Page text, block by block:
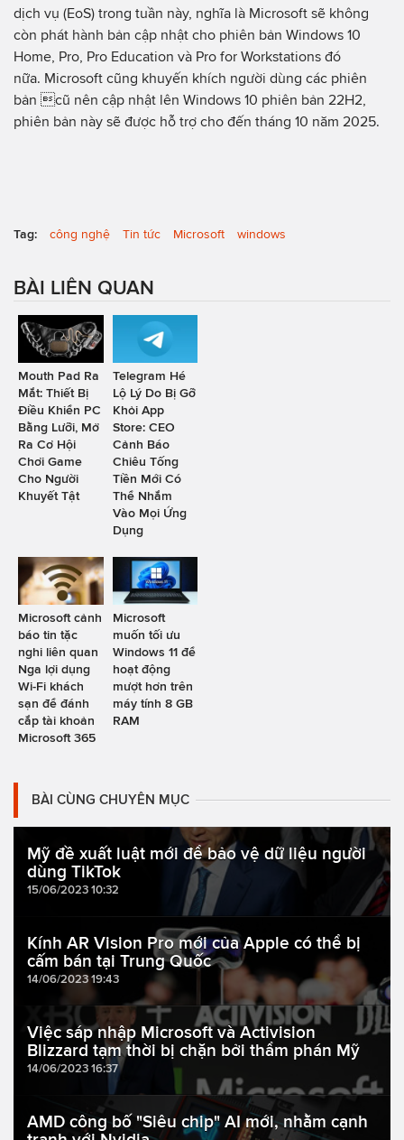
dịch vụ (EoS) trong tuần này, nghĩa là Microsoft sẽ không
còn phát hành bản cập nhật cho phiên bản Windows 10
Home, Pro, Pro Education và Pro for Workstations đó
nữa. Microsoft cũng khuyến khích người dùng các phiên
bản cũ nên cập nhật lên Windows 10 phiên bản 22H2,
phiên bản này sẽ được hỗ trợ cho đến tháng 10 năm 2025.
Tag: công nghệ Tin tức Microsoft windows
BÀI LIÊN QUAN
Mouth Pad Ra
Mắt: Thiết Bị
Điều Khiển PC
Bằng Lưỡi, Mở
Ra Cơ Hội
Chơi Game
Cho Người
Khuyết Tật
Telegram Hé
Lộ Lý Do Bị Gỡ
Khỏi App
Store: CEO
Cảnh Báo
Chiêu Tống
Tiền Mới Có
Thể Nhắm
Vào Mọi Ứng
Dụng
Microsoft cảnh
báo tin tặc
nghi liên quan
Nga lợi dụng
Wi-Fi khách
sạn để đánh
cắp tài khoản
Microsoft 365
Microsoft
muốn tối ưu
Windows 11 để
hoạt động
mượt hơn trên
máy tính 8 GB
RAM
BÀI CÙNG CHUYÊN MỤC
Mỹ đề xuất luật mới để bảo vệ dữ liệu người
dùng TikTok
15/06/2023 10:32
Kính AR Vision Pro mới của Apple có thể bị
cấm bán tại Trung Quốc
14/06/2023 19:43
Việc sáp nhập Microsoft và Activision
Blizzard tạm thời bị chặn bởi thẩm phán Mỹ
14/06/2023 16:37
AMD công bố "Siêu chip" AI mới, nhằm cạnh